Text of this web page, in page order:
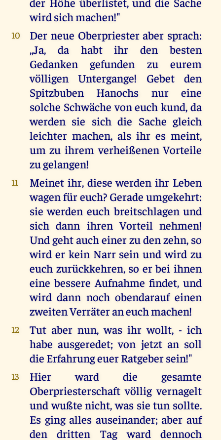
wird sich machen!"
10
Der neue Oberpriester aber sprach:
,,Ja, da habt ihr den besten
Gedanken gefunden zu eurem
völligen Untergange! Gebet den
Spitzbuben Hanochs nur eine
solche Schwäche von euch kund, da
werden sie sich die Sache gleich
leichter machen, als ihr es meint,
um zu ihrem verheißenen Vorteile
zu gelangen!
11
Meinet ihr, diese werden ihr Leben
wagen für euch? Gerade umgekehrt:
sie werden euch breitschlagen und
sich dann ihren Vorteil nehmen!
Und geht auch einer zu den zehn, so
wird er kein Narr sein und wird zu
euch zurückkehren, so er bei ihnen
eine bessere Aufnahme findet, und
wird dann noch obendarauf einen
zweiten Verräter an euch machen!
12
Tut aber nun, was ihr wollt, - ich
habe ausgeredet; von jetzt an soll
die Erfahrung euer Ratgeber sein!"
13
Hier ward die gesamte
Oberpriesterschaft völlig vernagelt
und wußte nicht, was sie tun sollte.
Es ging alles auseinander; aber auf
den dritten Tag ward dennoch